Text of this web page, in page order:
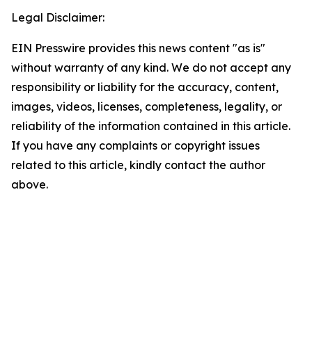
Legal Disclaimer:
EIN Presswire provides this news content "as is"
without warranty of any kind. We do not accept any
responsibility or liability for the accuracy, content,
images, videos, licenses, completeness, legality, or
reliability of the information contained in this article.
If you have any complaints or copyright issues
related to this article, kindly contact the author
above.